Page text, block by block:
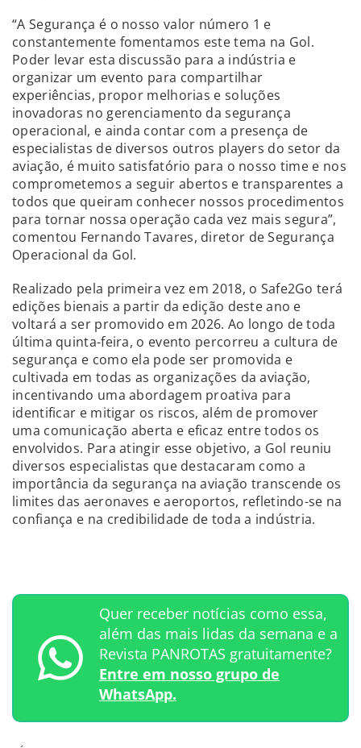
“A Segurança é o nosso valor número 1 e
constantemente fomentamos este tema na Gol.
Poder levar esta discussão para a indústria e
organizar um evento para compartilhar
experiências, propor melhorias e soluções
inovadoras no gerenciamento da segurança
operacional, e ainda contar com a presença de
especialistas de diversos outros players do setor da
aviação, é muito satisfatório para o nosso time e nos
comprometemos a seguir abertos e transparentes a
todos que queiram conhecer nossos procedimentos
para tornar nossa operação cada vez mais segura”,
comentou Fernando Tavares, diretor de Segurança
Operacional da Gol.
Realizado pela primeira vez em 2018, o Safe2Go terá
edições bienais a partir da edição deste ano e
voltará a ser promovido em 2026. Ao longo de toda
última quinta-feira, o evento percorreu a cultura de
segurança e como ela pode ser promovida e
cultivada em todas as organizações da aviação,
incentivando uma abordagem proativa para
identificar e mitigar os riscos, além de promover
uma comunicação aberta e eficaz entre todos os
envolvidos. Para atingir esse objetivo, a Gol reuniu
diversos especialistas que destacaram como a
importância da segurança na aviação transcende os
limites das aeronaves e aeroportos, refletindo-se na
confiança e na credibilidade de toda a indústria.
Quer receber notícias como essa,
além das mais lidas da semana e a
Revista PANROTAS gratuitamente?
Entre em nosso grupo de
WhatsApp.